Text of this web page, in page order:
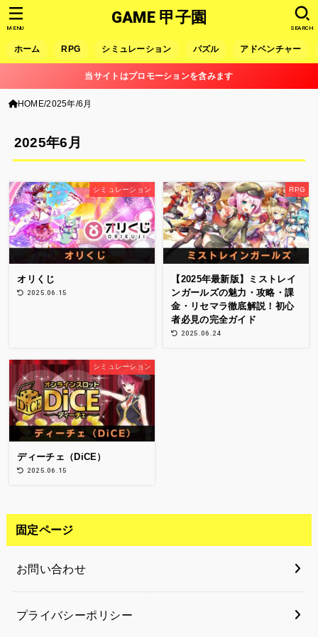
GAME 甲子園
ホーム RPG シミュレーション パズル アドベンチャー
SEARCH
MENU
当サイトはプロモーションを含みます
HOME 2025年 6月
2025年6月
シミュレーション
オリくじ
2025.06.15
RPG
【2025年最新版】ミストレイ
ンガールズの魅力・攻略・課
金・リセマラ徹底解説！初心
者必見の完全ガイド
2025.06.24
シミュレーション
ディーチェ（DiCE）
2025.06.15
固定ページ
お問い合わせ
プライバシーポリシー